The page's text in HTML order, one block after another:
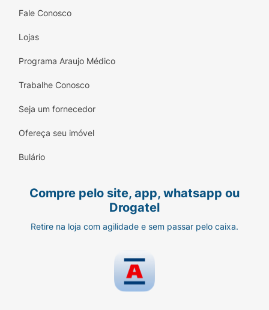
Fale Conosco
Lojas
Programa Araujo Médico
Trabalhe Conosco
Seja um fornecedor
Ofereça seu imóvel
Bulário
Compre pelo site, app, whatsapp ou
Drogatel
Retire na loja com agilidade e sem passar pelo caixa.